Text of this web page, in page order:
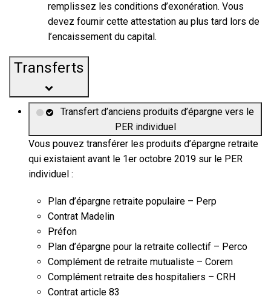
remplissez les conditions d’exonération. Vous
devez fournir cette attestation au plus tard lors de
l’encaissement du capital.
Transferts
Transfert d’anciens produits d’épargne vers le
PER individuel
Vous pouvez transférer les produits d’épargne retraite
qui existaient avant le 1er octobre 2019 sur le PER
individuel :
Plan d’épargne retraite populaire – Perp
Contrat Madelin
Préfon
Plan d’épargne pour la retraite collectif – Perco
Complément de retraite mutualiste – Corem
Complément retraite des hospitaliers – CRH
Contrat article 83